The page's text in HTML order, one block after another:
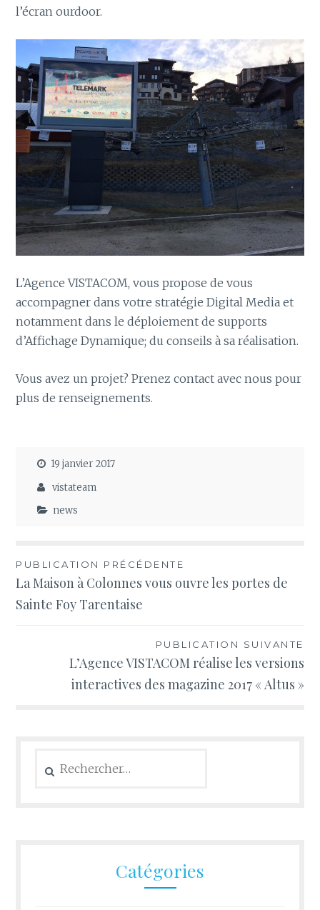
l’écran ourdoor.
L’Agence VISTACOM, vous propose de vous
accompagner dans votre stratégie Digital Media et
notamment dans le déploiement de supports
d’Affichage Dynamique; du conseils à sa réalisation.
Vous avez un projet? Prenez contact avec nous pour
plus de renseignements.
19 janvier 2017
vistateam
news
Navigation
de
l’article
PUBLICATION PRÉCÉDENTE
La Maison à Colonnes vous ouvre les portes de
Sainte Foy Tarentaise
PUBLICATION SUIVANTE
L’Agence VISTACOM réalise les versions
interactives des magazine 2017 « Altus »
Catégories